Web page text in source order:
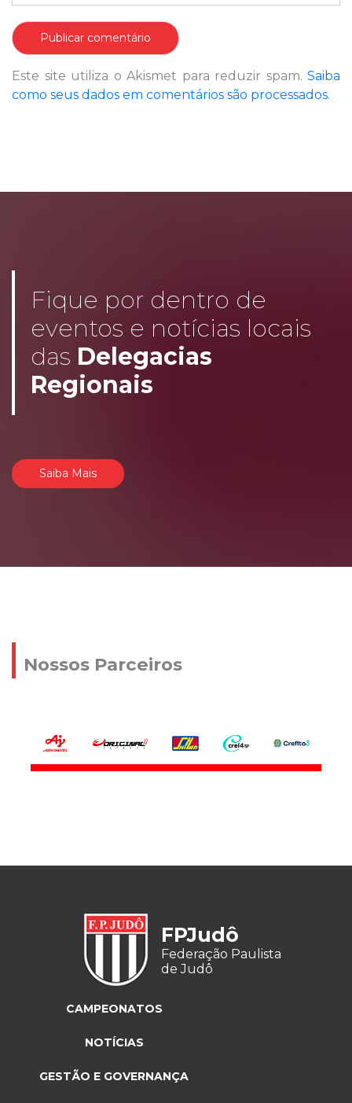
Este site utiliza o Akismet para reduzir spam. Saiba
como seus dados em comentários são processados.
Fique por dentro de
eventos e notícias locais
das Delegacias
Regionais
Saiba Mais
Nossos Parceiros
FPJudô
Federação Paulista
de Judô
CAMPEONATOS
NOTÍCIAS
GESTÃO E GOVERNANÇA